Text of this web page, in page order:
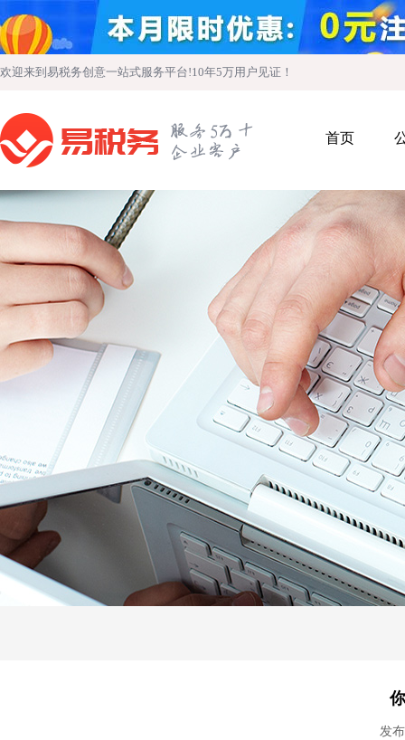
欢迎来到易税务创意一站式服务平台!10年5万用户见证！
首页
发